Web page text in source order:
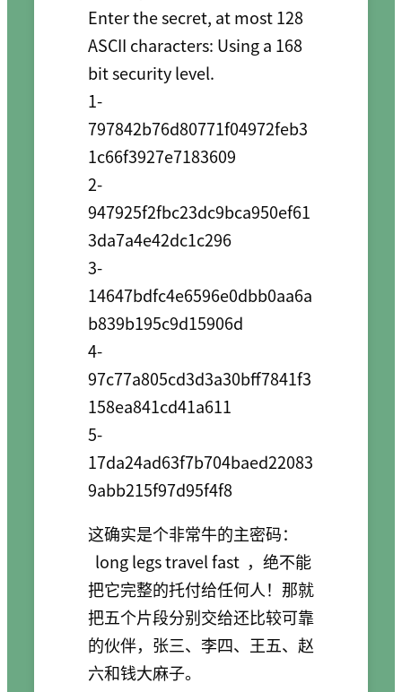
Enter the secret, at most 128
ASCII characters: Using a 168
bit security level.
1-
797842b76d80771f04972feb3
1c66f3927e7183609
2-
947925f2fbc23dc9bca950ef61
3da7a4e42dc1c296
3-
14647bdfc4e6596e0dbb0aa6a
b839b195c9d15906d
4-
97c77a805cd3d3a30bff7841f3
158ea841cd41a611
5-
17da24ad63f7b704baed22083
这确实是个非常牛的主密码：
long legs travel fast ，绝不能
把它完整的托付给任何人！那就
把五个片段分别交给还比较可靠
的伙伴，张三、李四、王五、赵
六和钱大麻子。